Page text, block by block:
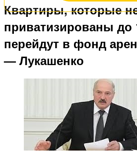
Квартиры, которые
приватизированы до
перейдут в фонд
— Лукашенко